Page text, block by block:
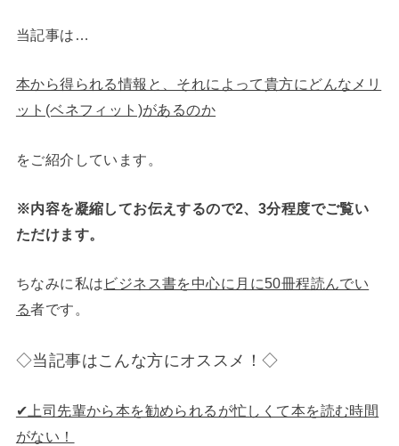
当記事は…
本から得られる情報と、それによって貴方にどんなメリ
ット(ベネフィット)があるのか
をご紹介しています。
※内容を凝縮してお伝えするので2、3分程度でご覧い
ただけます。
ちなみに私は ビジネス書を中心に月に50冊程読んでい
る者です。
◇当記事はこんな方にオススメ！◇
✔︎上司先輩から本を勧められるが忙しくて本を読む時間
がない！